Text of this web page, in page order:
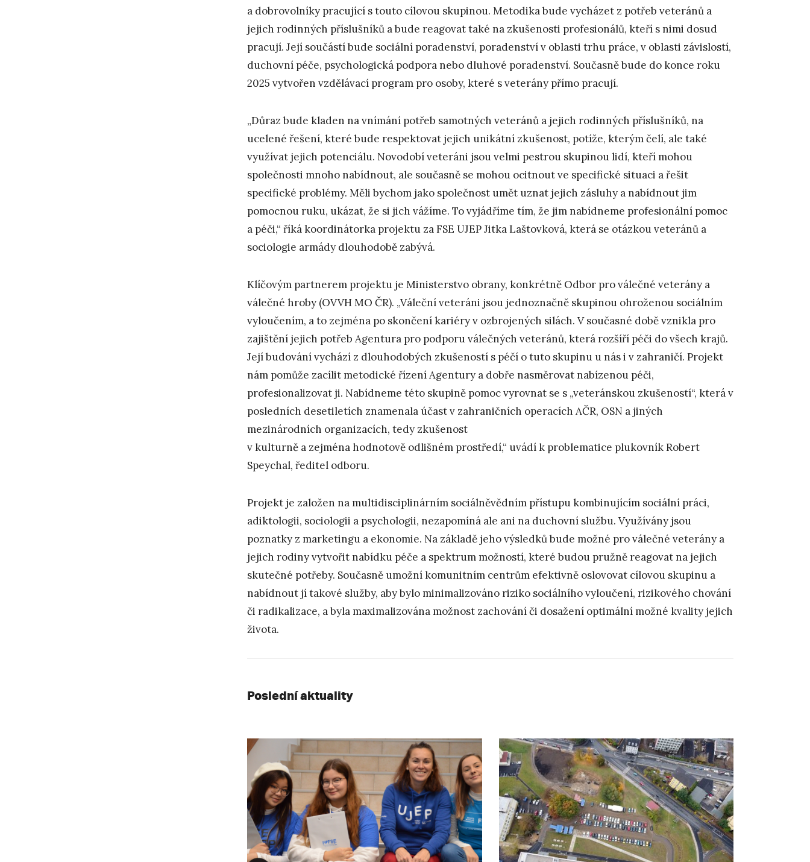
a dobrovolníky pracující s touto cílovou skupinou. Metodika bude vycházet z potřeb veteránů a
jejich rodinných příslušníků a bude reagovat také na zkušenosti profesionálů, kteří s nimi dosud
pracují. Její součástí bude sociální poradenství, poradenství v oblasti trhu práce, v oblasti závislostí,
duchovní péče, psychologická podpora nebo dluhové poradenství. Současně bude do konce roku
2025 vytvořen vzdělávací program pro osoby, které s veterány přímo pracují.
„Důraz bude kladen na vnímání potřeb samotných veteránů a jejich rodinných příslušníků, na
ucelené řešení, které bude respektovat jejich unikátní zkušenost, potíže, kterým čelí, ale také
využívat jejich potenciálu. Novodobí veteráni jsou velmi pestrou skupinou lidí, kteří mohou
společnosti mnoho nabídnout, ale současně se mohou ocitnout ve specifické situaci a řešit
specifické problémy. Měli bychom jako společnost umět uznat jejich zásluhy a nabídnout jim
pomocnou ruku, ukázat, že si jich vážíme. To vyjádříme tím, že jim nabídneme profesionální pomoc
a péči,“ říká koordinátorka projektu za FSE UJEP Jitka Laštovková, která se otázkou veteránů a
sociologie armády dlouhodobě zabývá.
Klíčovým partnerem projektu je Ministerstvo obrany, konkrétně Odbor pro válečné veterány a
válečné hroby (OVVH MO ČR). „Váleční veteráni jsou jednoznačně skupinou ohroženou sociálním
vyloučením, a to zejména po skončení kariéry v ozbrojených silách. V současné době vznikla pro
zajištění jejich potřeb Agentura pro podporu válečných veteránů, která rozšíří péči do všech krajů.
Její budování vychází z dlouhodobých zkušeností s péčí o tuto skupinu u nás i v zahraničí. Projekt
nám pomůže zacílit metodické řízení Agentury a dobře nasměrovat nabízenou péči,
profesionalizovat ji. Nabídneme této skupině pomoc vyrovnat se s „veteránskou zkušeností“, která v
posledních desetiletích znamenala účast v zahraničních operacích AČR, OSN a jiných
mezinárodních organizacích, tedy zkušenost
v kulturně a zejména hodnotově odlišném prostředí,“ uvádí k problematice plukovník Robert
Speychal, ředitel odboru.
Projekt je založen na multidisciplinárním sociálněvědním přístupu kombinujícím sociální práci,
adiktologii, sociologii a psychologii, nezapomíná ale ani na duchovní službu. Využívány jsou
poznatky z marketingu a ekonomie. Na základě jeho výsledků bude možné pro válečné veterány a
jejich rodiny vytvořit nabídku péče a spektrum možností, které budou pružně reagovat na jejich
skutečné potřeby. Současně umožní komunitním centrům efektivně oslovovat cílovou skupinu a
nabídnout jí takové služby, aby bylo minimalizováno riziko sociálního vyloučení, rizikového chování
či radikalizace, a byla maximalizována možnost zachování či dosažení optimální možné kvality jejich
života.
Poslední aktuality